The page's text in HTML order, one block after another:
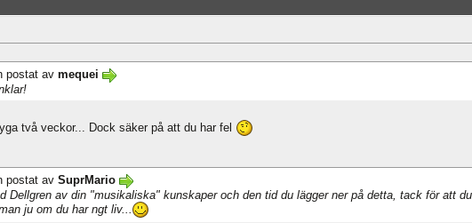
postat av mequei
två veckor... Dock säker på att du har fel
postat av SuprMario
Dellgren av din "musikaliska" kunskaper och den tid du lägger ner på detta, tack för att
ju om du har ngt liv...